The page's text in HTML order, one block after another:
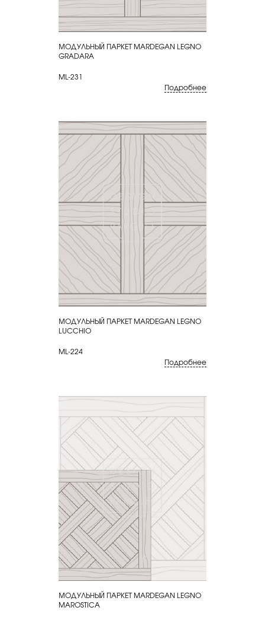
КУПИТЬ
МОДУЛЬНЫЙ ПАРКЕТ MARDEGAN LEGNO
GRADARA
ML-231
Подробнее
КУПИТЬ
МОДУЛЬНЫЙ ПАРКЕТ MARDEGAN LEGNO
LUCCHIO
ML-224
Подробнее
КУПИТЬ
МОДУЛЬНЫЙ ПАРКЕТ MARDEGAN LEGNO
MAROSTICA